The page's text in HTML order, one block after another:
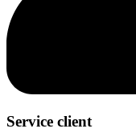
Service client